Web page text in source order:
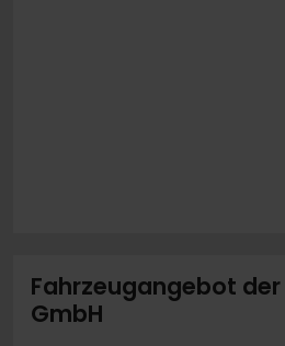
Fahrzeugangebot der
GmbH